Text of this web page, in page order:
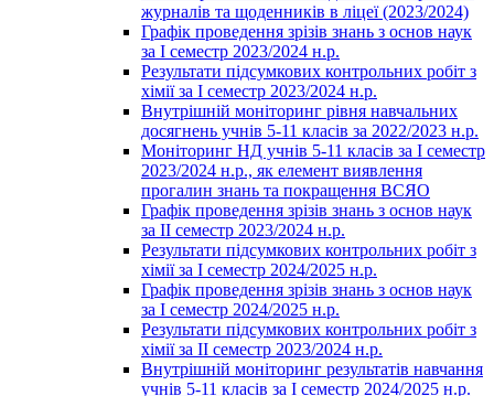
журналів та щоденників в ліцеї (2023/2024)
Графік проведення зрізів знань з основ наук
за І семестр 2023/2024 н.р.
Результати підсумкових контрольних робіт з
хімії за І семестр 2023/2024 н.р.
Внутрішній моніторинг рівня навчальних
досягнень учнів 5-11 класів за 2022/2023 н.р.
Моніторинг НД учнів 5-11 класів за І семестр
2023/2024 н.р., як елемент виявлення
прогалин знань та покращення ВСЯО
Графік проведення зрізів знань з основ наук
за ІІ семестр 2023/2024 н.р.
Результати підсумкових контрольних робіт з
хімії за І семестр 2024/2025 н.р.
Графік проведення зрізів знань з основ наук
за І семестр 2024/2025 н.р.
Результати підсумкових контрольних робіт з
хімії за ІІ семестр 2023/2024 н.р.
Внутрішній моніторинг результатів навчання
учнів 5-11 класів за І семестр 2024/2025 н.р.